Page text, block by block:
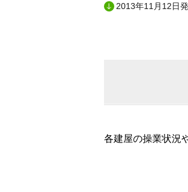
2013年11月12日
各建屋の操業状況